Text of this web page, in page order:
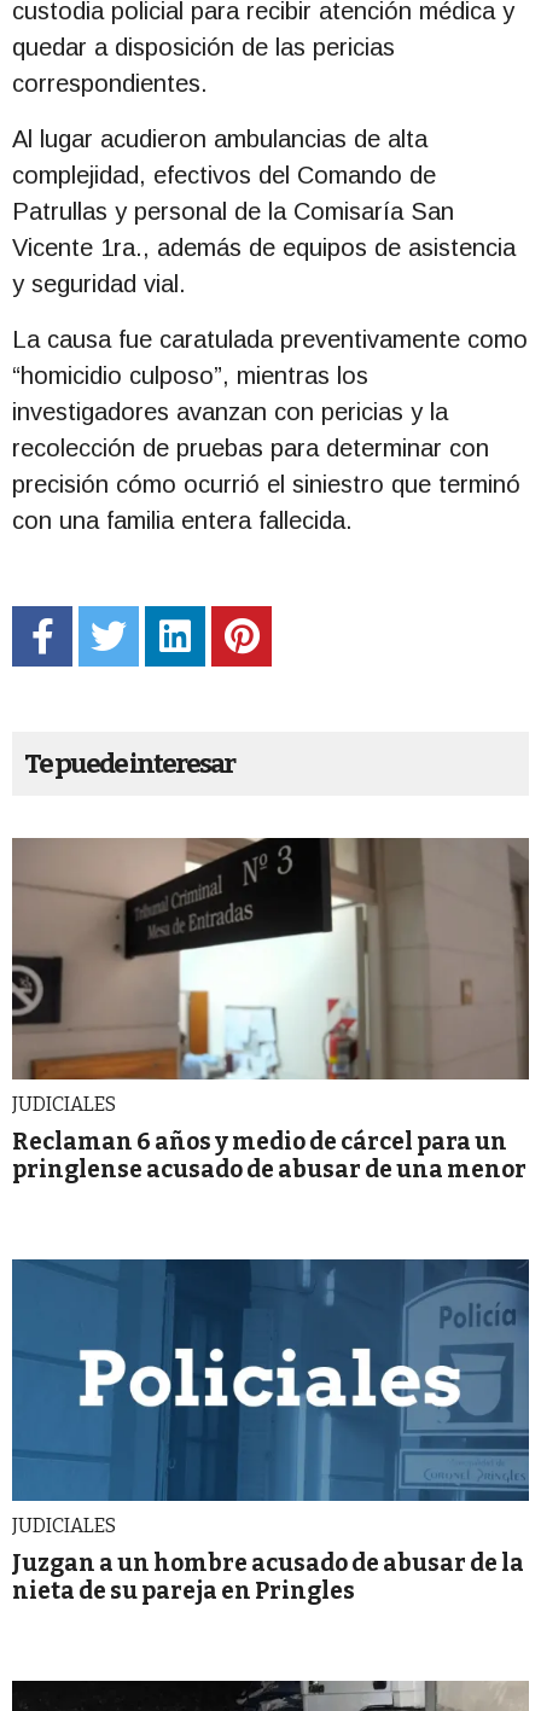
custodia policial para recibir atención médica y
quedar a disposición de las pericias
correspondientes.
Al lugar acudieron ambulancias de alta
complejidad, efectivos del Comando de
Patrullas y personal de la Comisaría San
Vicente 1ra., además de equipos de asistencia
y seguridad vial.
La causa fue caratulada preventivamente como
“homicidio culposo”, mientras los
investigadores avanzan con pericias y la
recolección de pruebas para determinar con
precisión cómo ocurrió el siniestro que terminó
con una familia entera fallecida.
Te puede interesar
JUDICIALES
Reclaman 6 años y medio de cárcel para un
pringlense acusado de abusar de una menor
JUDICIALES
Juzgan a un hombre acusado de abusar de la
nieta de su pareja en Pringles